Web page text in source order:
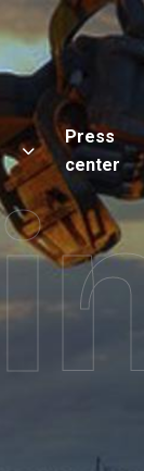
Press
center